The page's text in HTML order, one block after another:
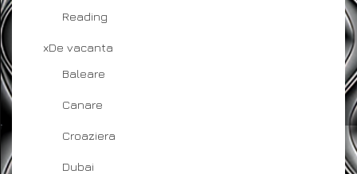
Reading
xDe vacanta
Baleare
Canare
Croaziera
Dubai